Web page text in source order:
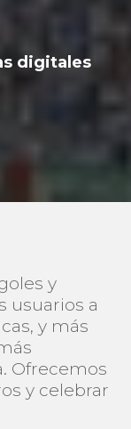
digitales
y
usuarios a
y más
Ofrecemos
y celebrar